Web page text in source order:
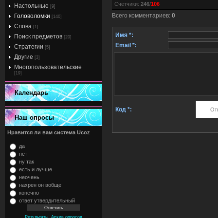
Настольные [9]
Головоломки [140]
Слова [1]
Поиск предметов [20]
Стратегии [5]
Другие [3]
Многопользовательские
[19]
Календарь
Наш опросы
Нравится ли вам система Ucoz
да
нет
ну так
есть и лучше
неочень
нахрен он вобще
конечно
ответ утвердительный
Результаты Архив опросов
Счетчики: 246/106
Всего комментариев: 0
Имя *:
Email *:
Код *: